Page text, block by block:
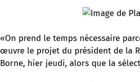
«On prend le temps nécessaire
œuvre le projet du président de la
Borne, hier jeudi, alors que la